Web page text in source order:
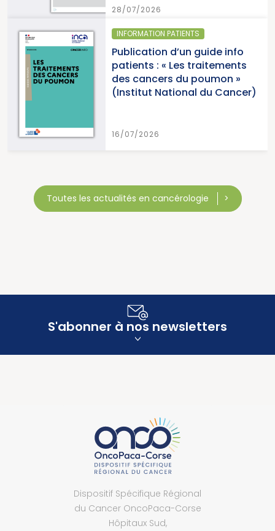
PATIENTS
d’un guide info
: « Les traitements
cancers du poumon »
National du Cancer)
2026
Toutes les actualités en cancérologie
S'abonner à nos newsletters
Dispositif Spécifique Régional
du Cancer OncoPaca-Corse
Hôpitaux Sud,